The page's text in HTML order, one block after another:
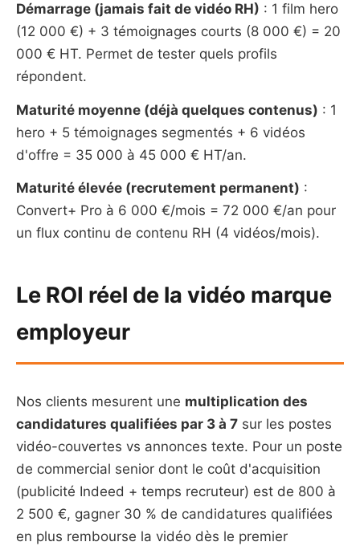
Démarrage (jamais fait de vidéo RH) : 1 film hero
(12 000 €) + 3 témoignages courts (8 000 €) = 20
000 € HT. Permet de tester quels profils
répondent.
Maturité moyenne (déjà quelques contenus) : 1
hero + 5 témoignages segmentés + 6 vidéos
d'offre = 35 000 à 45 000 € HT/an.
Maturité élevée (recrutement permanent) :
Convert+ Pro à 6 000 €/mois = 72 000 €/an pour
un flux continu de contenu RH (4 vidéos/mois).
Le ROI réel de la vidéo marque
employeur
Nos clients mesurent une multiplication des
candidatures qualifiées par 3 à 7 sur les postes
vidéo-couvertes vs annonces texte. Pour un poste
de commercial senior dont le coût d'acquisition
(publicité Indeed + temps recruteur) est de 800 à
2 500 €, gagner 30 % de candidatures qualifiées
en plus rembourse la vidéo dès le premier